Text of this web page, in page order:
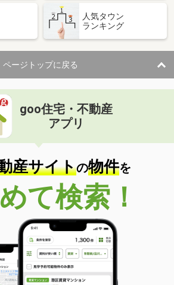
人気タウン
ランキング
ページトップに戻る
goo住宅・不動産
アプリ
産サイトの物件を
て検索！